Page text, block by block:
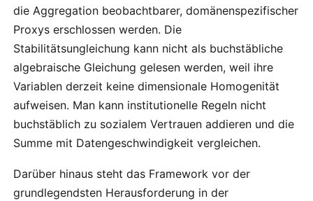
die Aggregation beobachtbarer, domänenspezifischer
Proxys erschlossen werden. Die
Stabilitätsungleichung kann nicht als buchstäbliche
algebraische Gleichung gelesen werden, weil ihre
Variablen derzeit keine dimensionale Homogenität
aufweisen. Man kann institutionelle Regeln nicht
buchstäblich zu sozialem Vertrauen addieren und die
Summe mit Datengeschwindigkeit vergleichen.
Darüber hinaus steht das Framework vor der
grundlegendsten Herausforderung in der